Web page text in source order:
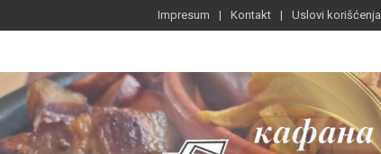
Impresum Kontakt Uslovi korišćenja